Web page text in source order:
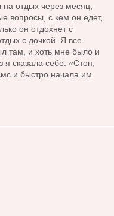
отдых через месяц,
вопросы, с кем он едет,
он отдохнет с
с дочкой. Я все
там, и хоть мне было и
я сказала себе: «Стоп,
и быстро начала им